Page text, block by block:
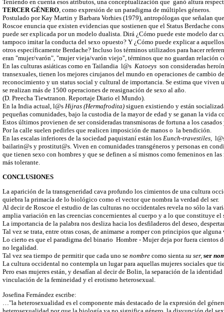
Teniendo en cuenta esos atributos, una conceptualización que ganó altura
TERCER GÉNERO , como expresión de un paradigma de múltiples géneros.
Postulado por Kay Martin y Barbara Vorhies (1979), antropólogas que señalan
Roscoe enuncia que existen evidencias que sostienen que el Status Berdache
puede ser explicada por un modelo dualista. Dirá ¿Cómo puede este modelo
tampoco imitar la conducta del sexo opuesto? Y ¿Cómo puede explicar a
otros específicamente Berdache? Incluso los términos utilizados para hacer
eran "mujer/varón", "mujer vieja/varón viejo", términos que no guardan relación
En las culturas asiáticas como en Tailandia l@s Katoeys son consideradas
transexuales, tienen los mejores cirujanos del mundo en operaciones de cambio
reconocimiento y un status social y cultural de importancia. Se estima que
se realizan más de 1500 operaciones de reasignación de sexo al año.
(D. Preecha Tiewtranon. Reportaje Diario el Mundo).
En la India actual, l@s Hijras (Hermafrodita) siguen existiendo y están
pequeñas comunidades, bajo la custodia de la mayor de edad y se ganan la
Estos últimos provienen de ser consideradas transmisoras de fortuna a los
Por la calle suelen pedirles que realicen imposición de manos o la bendición.
En las escalas inferiores de la sociedad paquistaní están los Eunch-travestiles,
bailarin@s y prostitut@s. Viven en comunidades transgéneros y personas en
que tienen sexo con hombres y que se definen a sí mismos como femeninos en
más tolerante.
CONCLUSIONES
La aparición de la transgeneridad cava profundo los cimientos de una cultura
quiebra la primacía de lo biológico como el vector que nombra la verdad del ser.
Al decir de Roscoe el estudio de las culturas no occidentales revela no sólo la
amplia variación en las creencias concernientes al cuerpo y a lo que constituye el
La importancia de la palabra nos desliza hacia los desfiladeros del deseo,
Tal vez se trata, entre otras cosas, de animarse a romper con principios que
Lo cierto es que el paradigma del binario Hombre - Mujer deja por fuera cientos
no legalidad.
Tal vez sea tiempo de permitir que cada uno se nombre como sienta su ser, ser
La cultura occidental no contempla un lugar para aquellas mujeres sociales que
Pero esas mujeres están, y desafían al decir de Bolin, la separación de la
vinculación de la femineidad y el erotismo heterosexual.
Josefina Fernández escribe:
…"la heterosexualidad es el componente más destacado de la expresión del